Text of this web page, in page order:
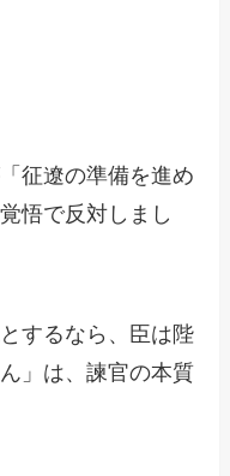
征遼の準備を進め
悟で反対しまし
するなら、臣は陛
」は、諫官の本質